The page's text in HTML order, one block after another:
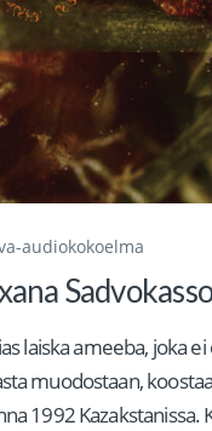
audiokokoelma
laiska ameeba, joka
muodostaan,
1992 Kazakstanissa.